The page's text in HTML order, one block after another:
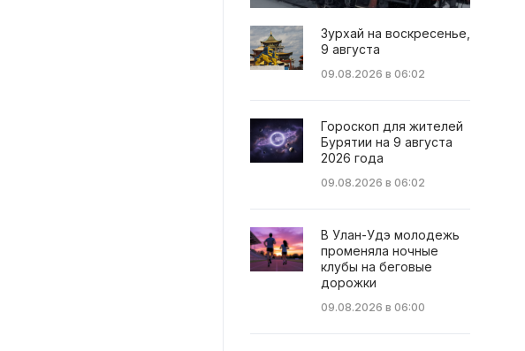
Зурхай на воскресенье,
9 августа
09.08.2026 в 06:02
Гороскоп для жителей
Бурятии на 9 августа
2026 года
09.08.2026 в 06:02
В Улан-Удэ молодежь
променяла ночные
клубы на беговые
дорожки
09.08.2026 в 06:00